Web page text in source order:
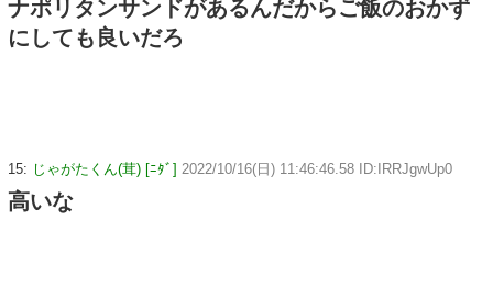
ナポリタンサンドがあるんだからご飯のおかず
にしても良いだろ
15: じゃがたくん(茸) [ﾆﾀﾞ] 2022/10/16(日) 11:46:46.58 ID:IRRJgwUp0
高いな